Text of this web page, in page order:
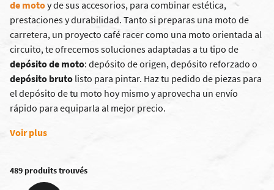
de motoy de sus accesorios, para combinar estética,
prestaciones y durabilidad. Tanto si preparas una moto de
carretera, un proyecto café racer como una moto orientada al
circuito, te ofrecemos soluciones adaptadas a tu tipo de
depósito de moto: depósito de origen, depósito reforzado o
depósito bruto listo para pintar. Haz tu pedido de piezas para
el depósito de tu moto hoy mismo y aprovecha un envío
rápido para equiparla al mejor precio.
Voir plus
489 produits trouvés